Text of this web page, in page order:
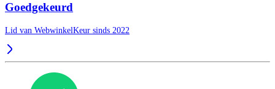
Goedgekeurd
Lid van WebwinkelKeur sinds 2022